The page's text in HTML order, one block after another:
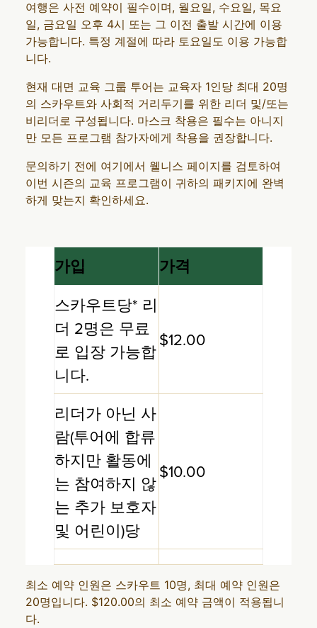
여행은 사전 예약이 필수이며, 월요일, 수요일, 목요
일, 금요일 오후 4시 또는 그 이전 출발 시간에 이용
가능합니다. 특정 계절에 따라 토요일도 이용 가능합
니다.
현재 대면 교육 그룹 투어는 교육자 1인당 최대 20명
의 스카우트와 사회적 거리두기를 위한 리더 및/또는
비리더로 구성됩니다. 마스크 착용은 필수는 아니지
만 모든 프로그램 참가자에게 착용을 권장합니다.
문의하기 전에 여기에서 웰니스 페이지를 검토하여
이번 시즌의 교육 프로그램이 귀하의 패키지에 완벽
하게 맞는지 확인하세요.
가입 가격
스카우트당* 리
더 2명은 무료
로 입장 가능합
니다.
$12.00
리더가 아닌 사
람(투어에 합류
하지만 활동에
는 참여하지 않
는 추가 보호자
및 어린이)당
$10.00
최소 예약 인원은 스카우트 10명, 최대 예약 인원은
20명입니다. $120.00의 최소 예약 금액이 적용됩니
다.